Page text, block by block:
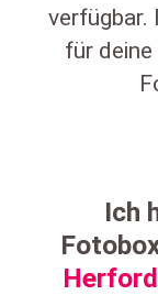
verfügbar.
für
Ich
Herford